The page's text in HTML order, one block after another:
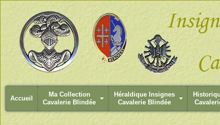
Accueil
Ma Collection
Cavalerie Blindée
Héraldique Insignes
Cavalerie Blindée